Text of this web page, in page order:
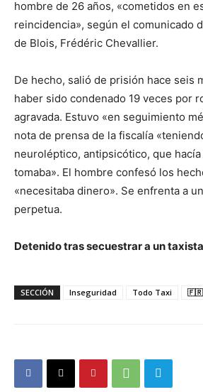
hombre de 26 años, «cometidos en
reincidencia», según el comunicado
de Blois, Frédéric Chevallier.
De hecho, salió de prisión hace seis
haber sido condenado 19 veces por
agravada. Estuvo «en seguimiento
nota de prensa de la fiscalía
neuroléptico, antipsicótico, que
tomaba». El hombre confesó los
«necesitaba dinero». Se enfrenta a
perpetua.
Detenido tras secuestrar a un
SECCIÓN Inseguridad Todo Taxi 🇫🇷